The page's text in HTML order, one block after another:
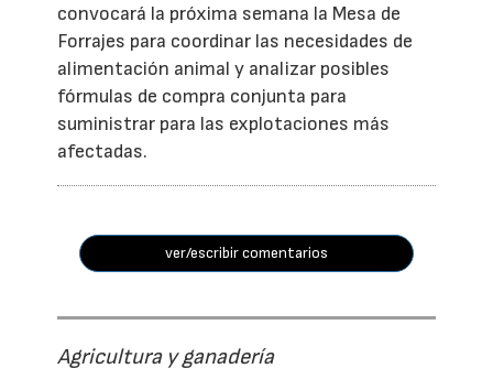
convocará la próxima semana la Mesa de
Forrajes para coordinar las necesidades de
alimentación animal y analizar posibles
fórmulas de compra conjunta para
suministrar para las explotaciones más
afectadas.
ver/escribir comentarios
Agricultura y ganadería